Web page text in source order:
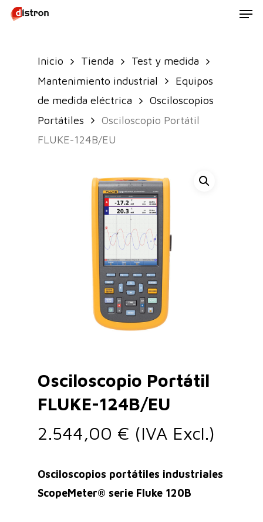
Skip
Inicio Tienda
Test y medida
Mantenimiento industrial
Equipos
de medida eléctrica
Osciloscopios
Portátiles
Osciloscopio Portátil
FLUKE-124B/EU
Osciloscopio Portátil
FLUKE-124B/EU
2.544,00 € (IVA Excl.)
Osciloscopios portátiles industriales
ScopeMeter® serie Fluke 120B